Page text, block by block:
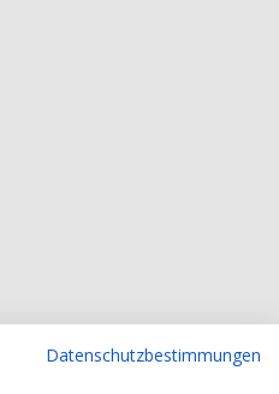
Datenschutzbestimmungen